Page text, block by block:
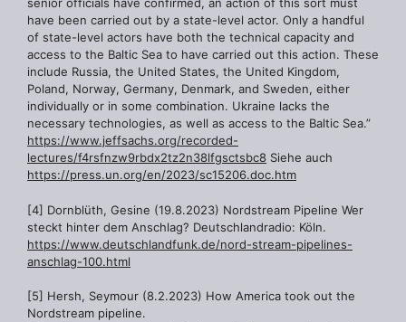
senior officials have confirmed, an action of this sort must
have been carried out by a state-level actor. Only a handful
of state-level actors have both the technical capacity and
access to the Baltic Sea to have carried out this action. These
include Russia, the United States, the United Kingdom,
Poland, Norway, Germany, Denmark, and Sweden, either
individually or in some combination. Ukraine lacks the
necessary technologies, as well as access to the Baltic Sea.”
https://www.jeffsachs.org/recorded-
lectures/f4rsfnzw9rbdx2tz2n38lfgsctsbc8 Siehe auch
https://press.un.org/en/2023/sc15206.doc.htm
[4] Dornblüth, Gesine (19.8.2023) Nordstream Pipeline Wer
steckt hinter dem Anschlag? Deutschlandradio: Köln.
https://www.deutschlandfunk.de/nord-stream-pipelines-
anschlag-100.html
[5] Hersh, Seymour (8.2.2023) How America took out the
Nordstream pipeline.